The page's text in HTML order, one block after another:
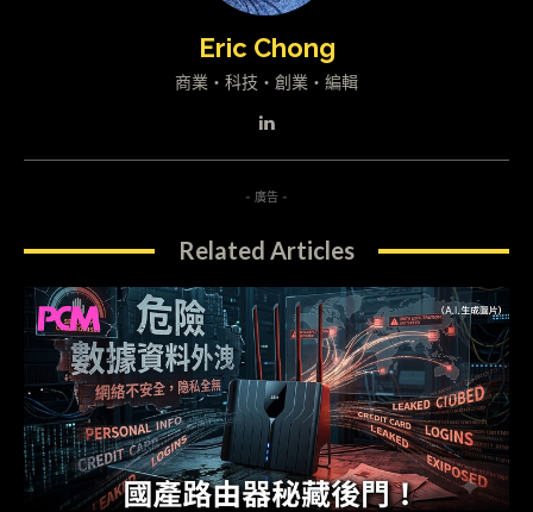
Eric Chong
商業・科技・創業・編輯
- 廣告 -
Related Articles